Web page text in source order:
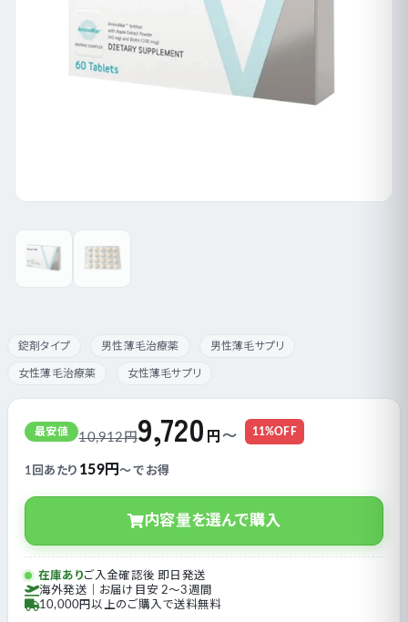
錠剤タイプ 男性薄毛治療薬 男性薄毛サプリ
女性薄毛治療薬 女性薄毛サプリ
最安値 10,912円9,720 円〜 11%OFF
1回あたり 159円 〜 でお得
内容量を選んで購入
在庫ありご入金確認後 即日発送
海外発送｜お届け目安 2〜3週間
10,000円以上のご購入で送料無料